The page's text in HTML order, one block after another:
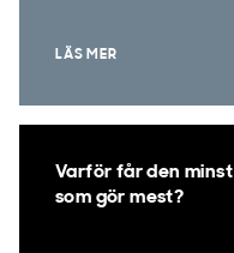
LÄS MER
Varför får den minst
som gör mest?